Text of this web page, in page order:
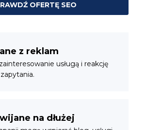
OFERTĘ SEO
z reklam
usługą i reakcję
na dłużej